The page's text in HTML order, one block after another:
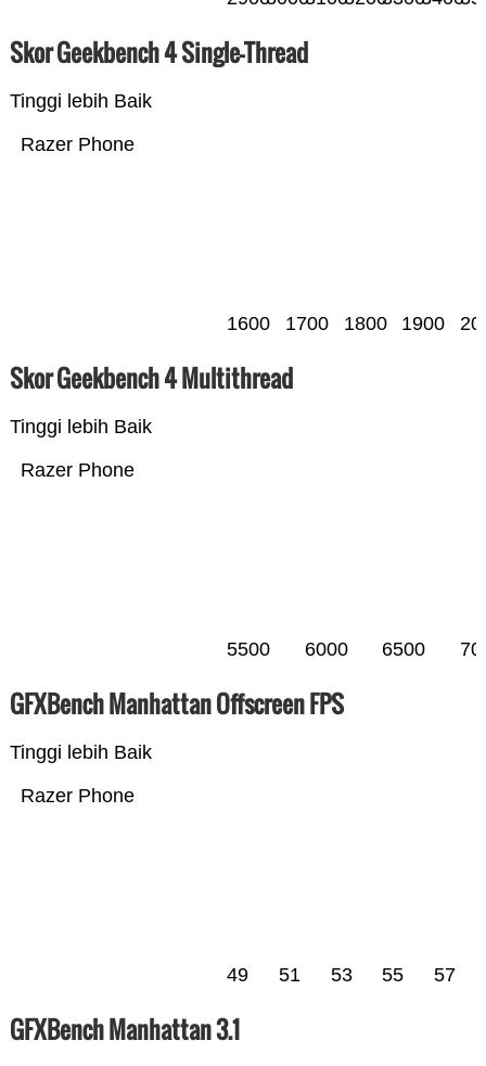
Skor Geekbench 4 Single-Thread
Tinggi lebih Baik
Razer Phone
1600 1700 1800 1900
Skor Geekbench 4 Multithread
Tinggi lebih Baik
Razer Phone
5500 6000 6500
GFXBench Manhattan Offscreen FPS
Tinggi lebih Baik
Razer Phone
49 51 53 55 57
GFXBench Manhattan 3.1